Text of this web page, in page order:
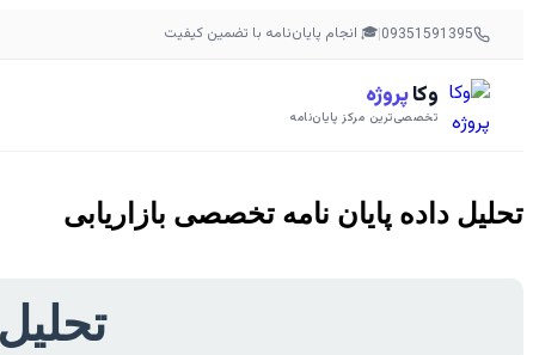
09351591395
|🎓 انجام پایان‌نامه با تضمین کیفیت
وکاپروژه
تخصصی‌ترین مرکز پایان‌نامه
تحلیل داده پایان نامه تخصصی بازاریابی